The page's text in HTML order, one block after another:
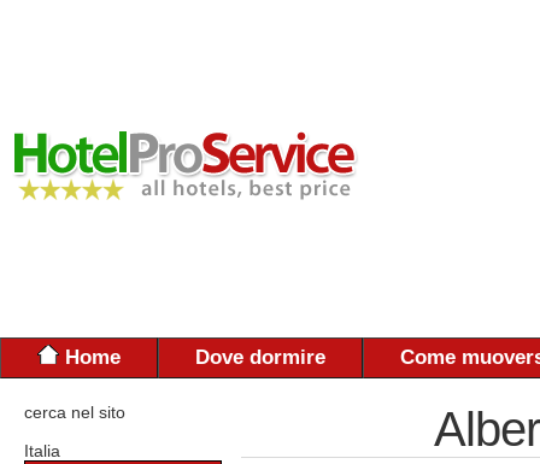
Home Dove dormire Come
cerca nel sito
Italia